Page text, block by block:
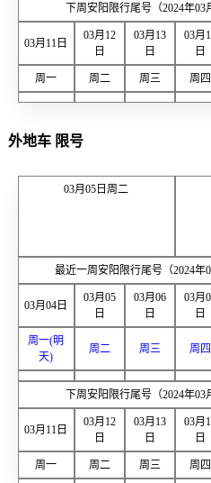
下周安阳限行尾号（2024年03
03月11日
03月12
日
03月13
日
03月
日
周一 周二 周三 周四
外地车 限号
03月05日周二
最近一周安阳限行尾号（2024年
03月04日
03月05
日
03月06
日
03月
日
周一(明
天)
周二 周三 周四
下周安阳限行尾号（2024年03
03月11日
03月12
日
03月13
日
03月
日
周一 周二 周三 周四